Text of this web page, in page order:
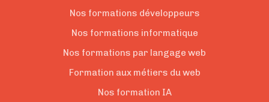
Nos formations développeurs
Nos formations informatique
Nos formations par langage web
Formation aux métiers du web
Nos formation IA